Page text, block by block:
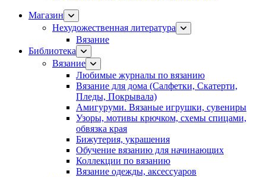
Магазин
Нехудожественная литература
Вязание
Библиотека
Вязание
Любимые журналы по вязанию
Вязание для дома (Салфетки, Скатерти,
Пледы, Покрывала)
Амигуруми. Вязаные игрушки, сувениры
Узоры, мотивы крючком, схемы спицами,
обвязка края
Бижутерия, украшения
Обучение вязанию для начинающих
Коллекции по вязанию
Вязание одежды, аксессуаров